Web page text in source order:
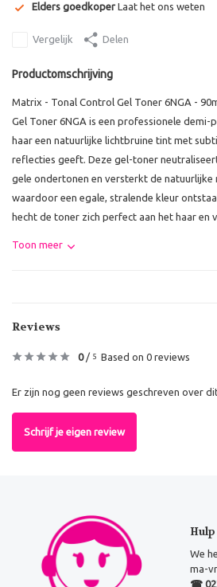
Elders goedkoper Laat het ons weten
Vergelijk Delen
Productomschrijving
Matrix - Tonal Control Gel Toner 6NGA -
Gel Toner 6NGA is een professionele demi-
haar een natuurlijke lichtbruine tint met
reflecties geeft. Deze gel-toner
gele ondertonen en versterkt de natuurlijke
waardoor een egale, stralende kleur
hecht de toner zich perfect aan het haar en
Toon meer
Reviews
0/ 5 Based on 0 reviews
Er zijn nog geen reviews geschreven over
Schrijf je eigen review
Hulp
We
ma-
☎